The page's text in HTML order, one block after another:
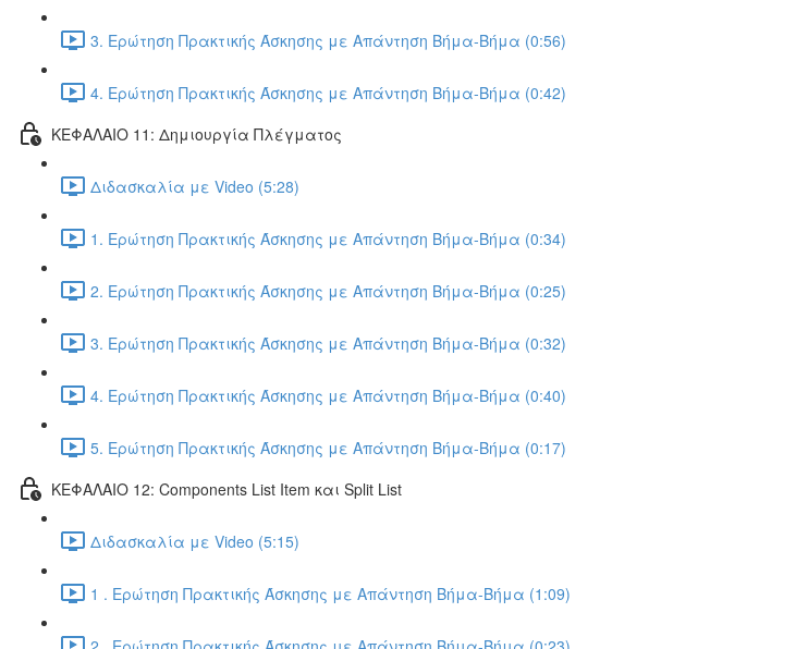
3. Ερώτηση Πρακτικής Άσκησης με Απάντηση Βήμα-Βήμα (0:56)
4. Ερώτηση Πρακτικής Άσκησης με Απάντηση Βήμα-Βήμα (0:42)
ΚΕΦΑΛΑΙΟ 11: Δημιουργία Πλέγματος
Διδασκαλία με Video (5:28)
1. Ερώτηση Πρακτικής Άσκησης με Απάντηση Βήμα-Βήμα (0:34)
2. Ερώτηση Πρακτικής Άσκησης με Απάντηση Βήμα-Βήμα (0:25)
3. Ερώτηση Πρακτικής Άσκησης με Απάντηση Βήμα-Βήμα (0:32)
4. Ερώτηση Πρακτικής Άσκησης με Απάντηση Βήμα-Βήμα (0:40)
5. Ερώτηση Πρακτικής Άσκησης με Απάντηση Βήμα-Βήμα (0:17)
ΚΕΦΑΛΑΙΟ 12: Components List Item και Split List
Διδασκαλία με Video (5:15)
1 . Ερώτηση Πρακτικής Άσκησης με Απάντηση Βήμα-Βήμα (1:09)